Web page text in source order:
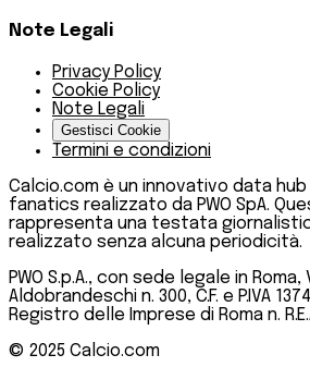
Note Legali
Privacy Policy
Cookie Policy
Note Legali
Gestisci Cookie
Termini e condizioni
Calcio.com è un innovativo data
fanatics realizzato da PWO SpA.
rappresenta una testata
realizzato senza alcuna periodicità.
PWO S.p.A., con sede legale in Roma,
Aldobrandeschi n. 300, C.F. e P.IVA
Registro delle Imprese di Roma n.
© 2025 Calcio.com